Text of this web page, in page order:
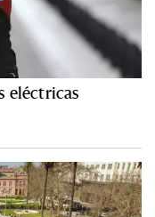
eléctricas